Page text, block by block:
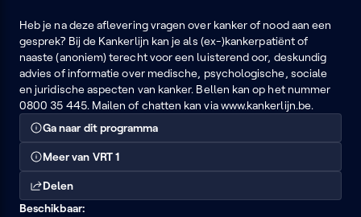
Heb je na deze aflevering vragen over kanker of nood aan een
gesprek? Bij de Kankerlijn kan je als (ex-)kankerpatiënt of
naaste (anoniem) terecht voor een luisterend oor, deskundig
advies of informatie over medische, psychologische, sociale
en juridische aspecten van kanker. Bellen kan op het nummer
0800 35 445. Mailen of chatten kan via www.kankerlijn.be.
Ga naar dit programma
Meer van VRT 1
Delen
Beschikbaar: